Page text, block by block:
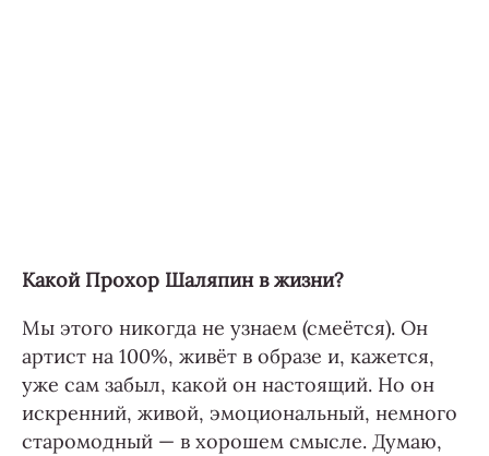
Какой Прохор Шаляпин в жизни?
Мы этого никогда не узнаем (смеётся). Он
артист на 100%, живёт в образе и, кажется,
уже сам забыл, какой он настоящий. Но он
искренний, живой, эмоциональный, немного
старомодный — в хорошем смысле. Думаю,